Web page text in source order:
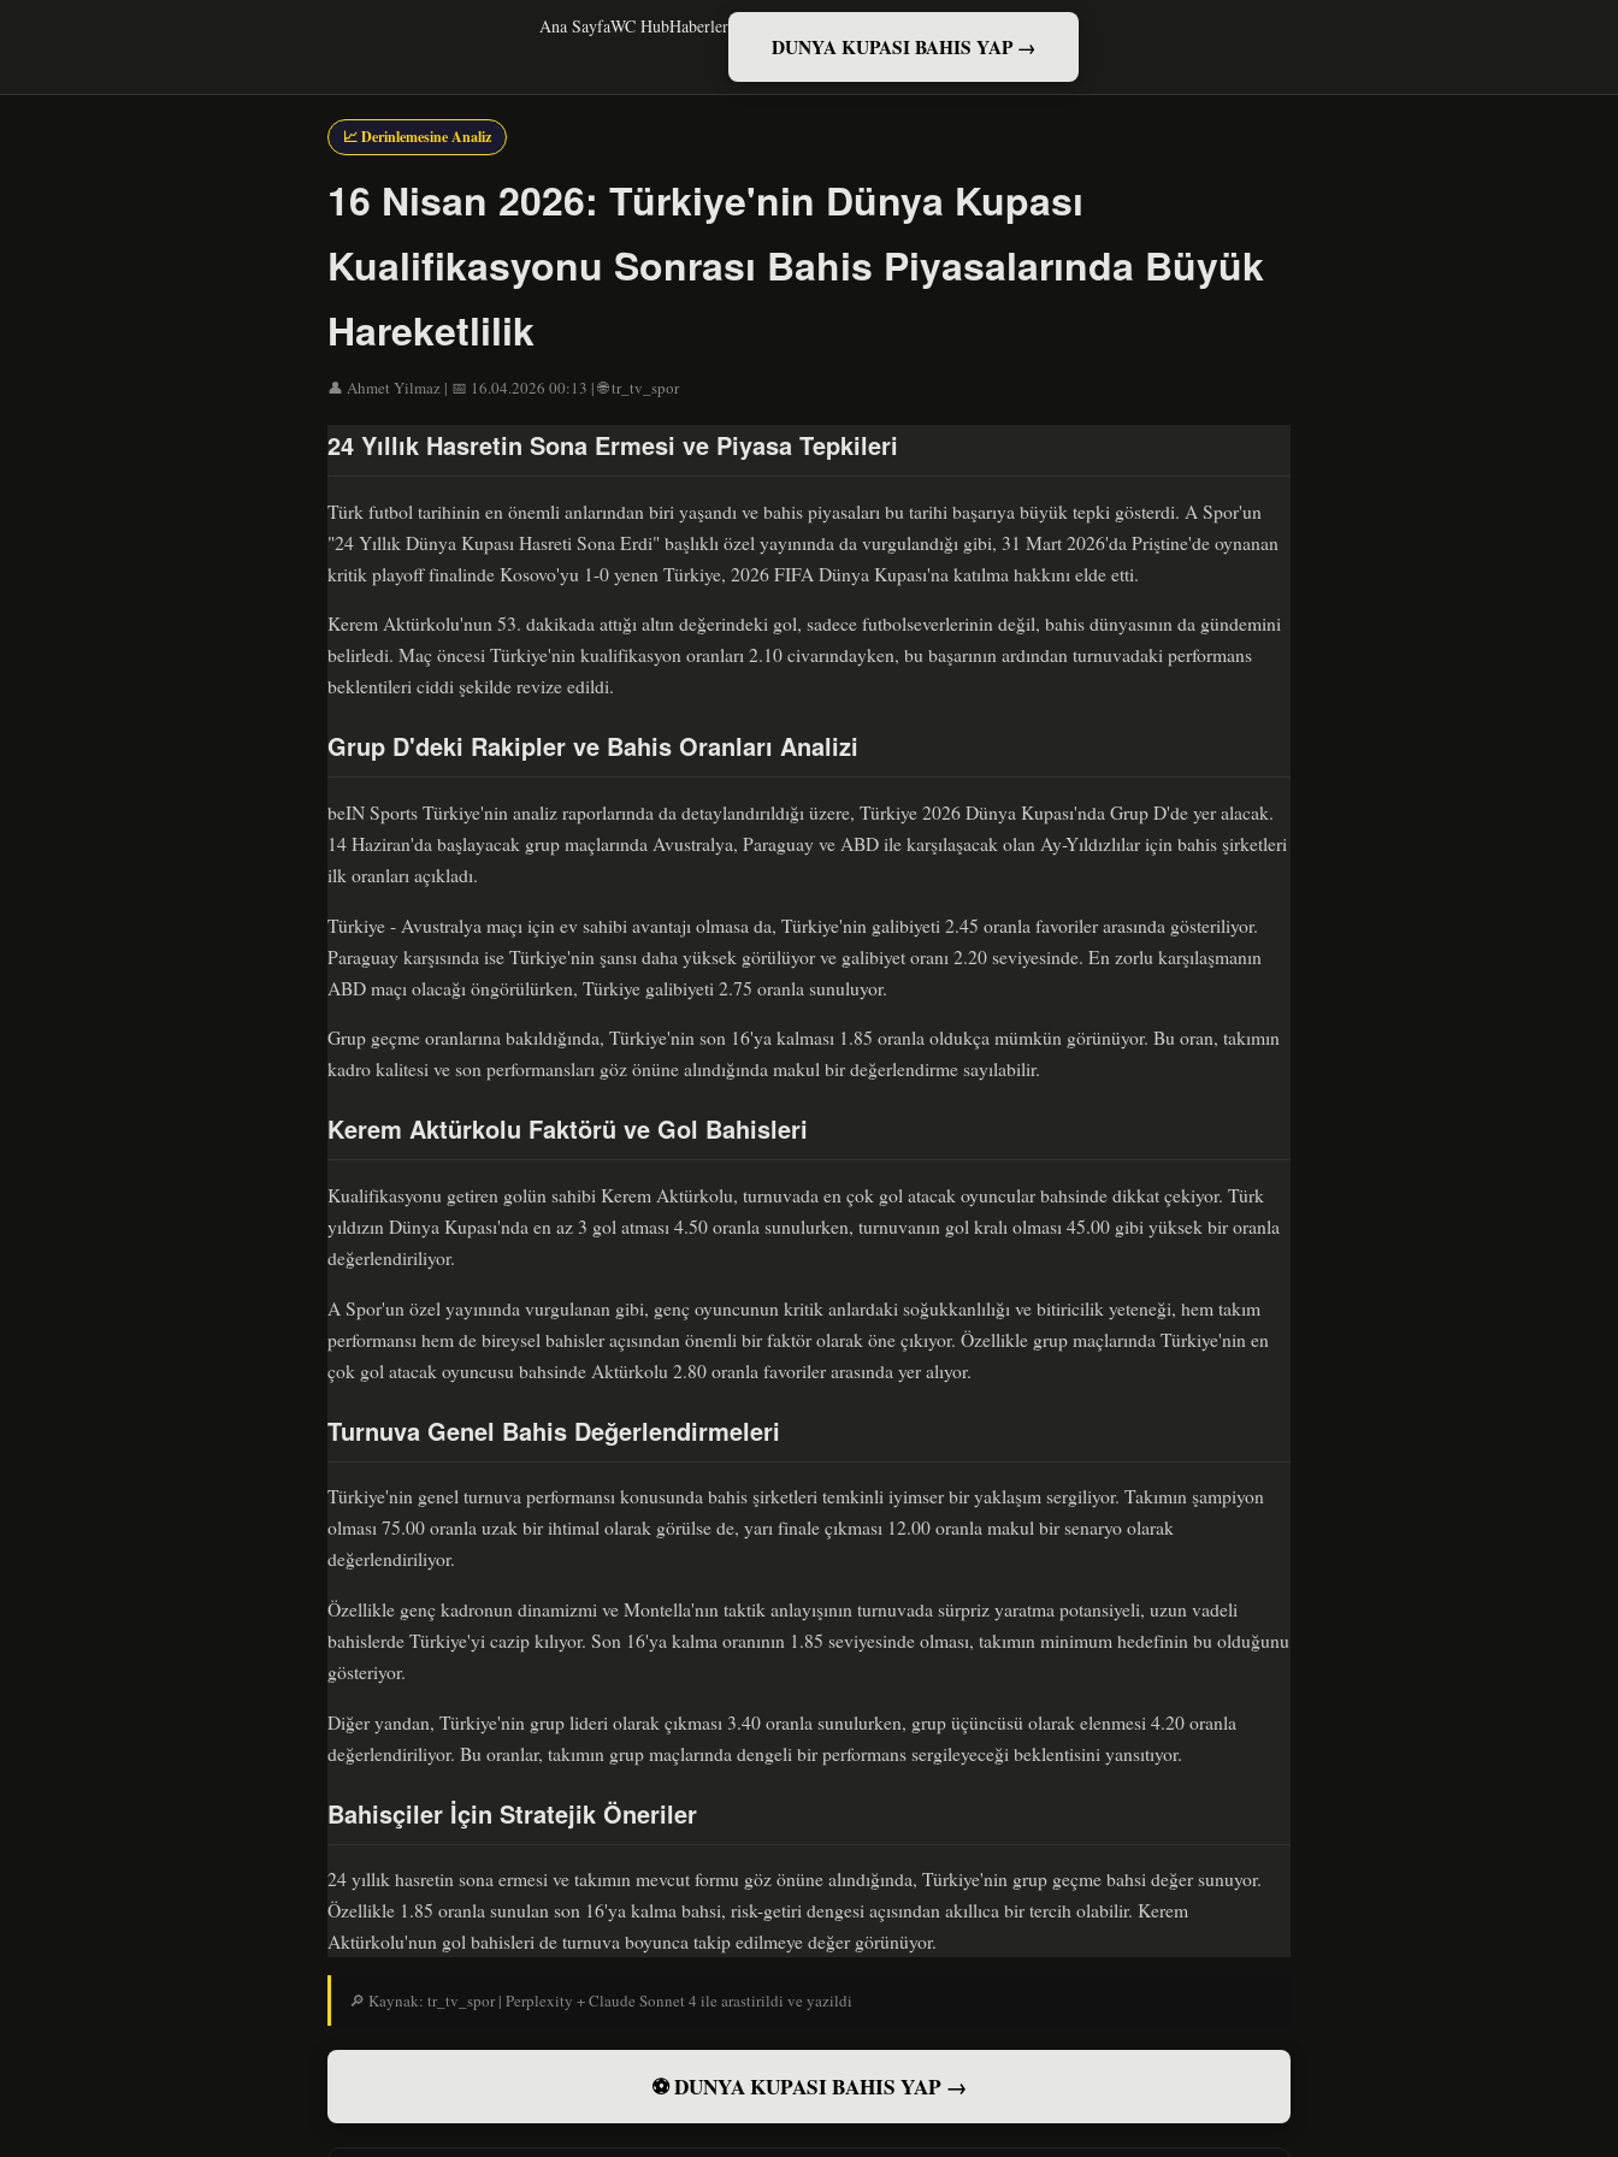
Ana SayfaWC HubHaberler
DUNYA KUPASI BAHIS YAP →
📈 Derinlemesine Analiz
16 Nisan 2026: Türkiye'nin Dünya Kupası
Kualifikasyonu Sonrası Bahis Piyasalarında Büyük
Hareketlilik
👤 Ahmet Yilmaz | 📅 16.04.2026 00:13 | 🌐 tr_tv_spor
24 Yıllık Hasretin Sona Ermesi ve Piyasa Tepkileri
Türk futbol tarihinin en önemli anlarından biri yaşandı ve bahis piyasaları bu tarihi başarıya büyük tepki gösterdi. A Spor'un
"24 Yıllık Dünya Kupası Hasreti Sona Erdi" başlıklı özel yayınında da vurgulandığı gibi, 31 Mart 2026'da Priştine'de oynanan
kritik playoff finalinde Kosovo'yu 1-0 yenen Türkiye, 2026 FIFA Dünya Kupası'na katılma hakkını elde etti.
Kerem Aktürkolu'nun 53. dakikada attığı altın değerindeki gol, sadece futbolseverlerinin değil, bahis dünyasının da gündemini
belirledi. Maç öncesi Türkiye'nin kualifikasyon oranları 2.10 civarındayken, bu başarının ardından turnuvadaki performans
beklentileri ciddi şekilde revize edildi.
Grup D'deki Rakipler ve Bahis Oranları Analizi
beIN Sports Türkiye'nin analiz raporlarında da detaylandırıldığı üzere, Türkiye 2026 Dünya Kupası'nda Grup D'de yer alacak.
14 Haziran'da başlayacak grup maçlarında Avustralya, Paraguay ve ABD ile karşılaşacak olan Ay-Yıldızlılar için bahis şirketleri
ilk oranları açıkladı.
Türkiye - Avustralya maçı için ev sahibi avantajı olmasa da, Türkiye'nin galibiyeti 2.45 oranla favoriler arasında gösteriliyor.
Paraguay karşısında ise Türkiye'nin şansı daha yüksek görülüyor ve galibiyet oranı 2.20 seviyesinde. En zorlu karşılaşmanın
ABD maçı olacağı öngörülürken, Türkiye galibiyeti 2.75 oranla sunuluyor.
Grup geçme oranlarına bakıldığında, Türkiye'nin son 16'ya kalması 1.85 oranla oldukça mümkün görünüyor. Bu oran, takımın
kadro kalitesi ve son performansları göz önüne alındığında makul bir değerlendirme sayılabilir.
Kerem Aktürkolu Faktörü ve Gol Bahisleri
Kualifikasyonu getiren golün sahibi Kerem Aktürkolu, turnuvada en çok gol atacak oyuncular bahsinde dikkat çekiyor. Türk
yıldızın Dünya Kupası'nda en az 3 gol atması 4.50 oranla sunulurken, turnuvanın gol kralı olması 45.00 gibi yüksek bir oranla
değerlendiriliyor.
A Spor'un özel yayınında vurgulanan gibi, genç oyuncunun kritik anlardaki soğukkanlılığı ve bitiricilik yeteneği, hem takım
performansı hem de bireysel bahisler açısından önemli bir faktör olarak öne çıkıyor. Özellikle grup maçlarında Türkiye'nin en
çok gol atacak oyuncusu bahsinde Aktürkolu 2.80 oranla favoriler arasında yer alıyor.
Turnuva Genel Bahis Değerlendirmeleri
Türkiye'nin genel turnuva performansı konusunda bahis şirketleri temkinli iyimser bir yaklaşım sergiliyor. Takımın şampiyon
olması 75.00 oranla uzak bir ihtimal olarak görülse de, yarı finale çıkması 12.00 oranla makul bir senaryo olarak
değerlendiriliyor.
Özellikle genç kadronun dinamizmi ve Montella'nın taktik anlayışının turnuvada sürpriz yaratma potansiyeli, uzun vadeli
bahislerde Türkiye'yi cazip kılıyor. Son 16'ya kalma oranının 1.85 seviyesinde olması, takımın minimum hedefinin bu olduğunu
gösteriyor.
Diğer yandan, Türkiye'nin grup lideri olarak çıkması 3.40 oranla sunulurken, grup üçüncüsü olarak elenmesi 4.20 oranla
değerlendiriliyor. Bu oranlar, takımın grup maçlarında dengeli bir performans sergileyeceği beklentisini yansıtıyor.
Bahisçiler İçin Stratejik Öneriler
24 yıllık hasretin sona ermesi ve takımın mevcut formu göz önüne alındığında, Türkiye'nin grup geçme bahsi değer sunuyor.
Özellikle 1.85 oranla sunulan son 16'ya kalma bahsi, risk-getiri dengesi açısından akıllıca bir tercih olabilir. Kerem
Aktürkolu'nun gol bahisleri de turnuva boyunca takip edilmeye değer görünüyor.
🔎 Kaynak: tr_tv_spor | Perplexity + Claude Sonnet 4 ile arastirildi ve yazildi
⚽ DUNYA KUPASI BAHIS YAP →